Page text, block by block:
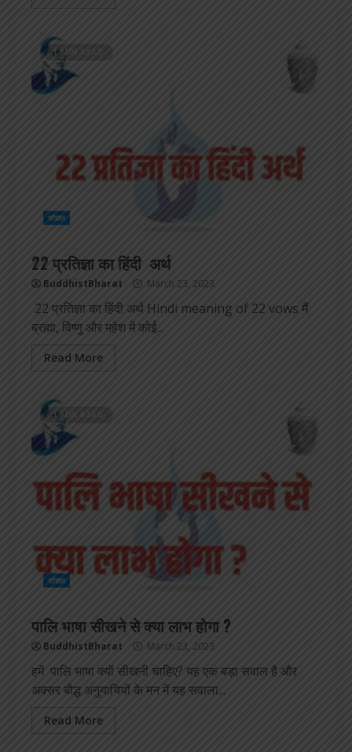
1 MIN READ
सोशल
22 प्रतिज्ञा का हिंदी अर्थ
BuddhistBharat March 23, 2023
22 प्रतिज्ञा का हिंदी अर्थ Hindi meaning of 22 vows मैं
ब्रह्मा, विष्णु और महेश में कोई...
Read More
1 MIN READ
सोशल
पालि भाषा सीखने से क्या लाभ होगा ?
BuddhistBharat March 23, 2023
हमें पालि भाषा क्यों सीखनी चाहिए? यह एक बड़ा सवाल है और
अक्सर बौद्ध अनुयायियों के मन में यह सवाला...
Read More